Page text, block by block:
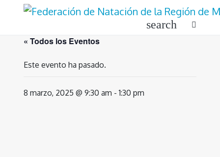
search
« Todos los Eventos
Este evento ha pasado.
8 marzo, 2025 @ 9:30 am -1:30 pm